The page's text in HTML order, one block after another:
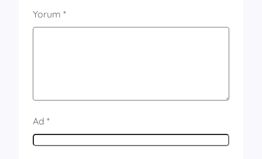
Yorum *
Ad *